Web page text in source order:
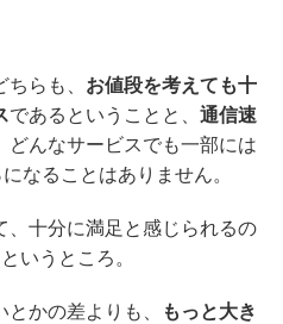
らも、 お値段を考えても十
であるということと、 通信速
どんなサービスでも一部には
なることはありません。
、十分に満足と感じられるの
いうところ。
かの差よりも、
もっと大き